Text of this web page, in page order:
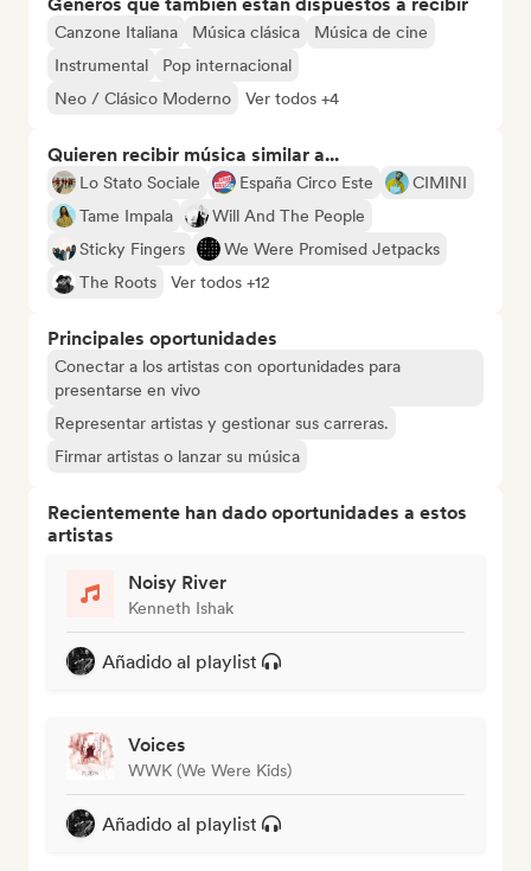
Canzone Italiana Música clásica
Música de cine
Instrumental
Pop internacional
Neo / Clásico Moderno
Ver todos +4
Quieren recibir música similar a...
Lo Stato Sociale España Circo Este
CIMINI
Tame Impala
Will And The People
Sticky Fingers
We Were Promised Jetpacks
The Roots
Ver todos +12
Principales oportunidades
Conectar a los artistas con oportunidades para
presentarse en vivo
Representar artistas y gestionar sus carreras.
Firmar artistas o lanzar su música
Recientemente han dado oportunidades a estos
artistas
Noisy River
Kenneth Ishak
Añadido al playlist
Voices
WWK (We Were Kids)
Añadido al playlist